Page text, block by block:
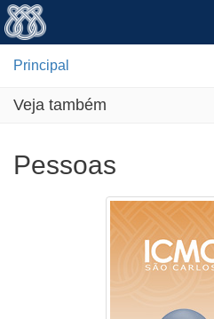
Principal
Veja também
Pessoas